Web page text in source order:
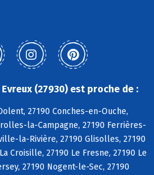
(27930) est proche de :
27190 Conches-en-Ouche,
la-Campagne, 27190 Ferrières-
la-Rivière, 27190 Glisolles, 27190
Croisille, 27190 Le Fresne, 27190 Le
27190 Nogent-le-Sec, 27190